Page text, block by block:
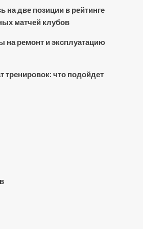
на две позиции в рейтинге
матчей клубов
на ремонт и эксплуатацию
тренировок: что подойдет